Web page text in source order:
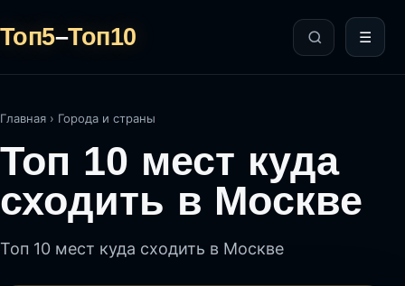
Топ5–Топ10 ☰
Главная › Города и страны
Топ 10 мест куда
сходить в Москве
Топ 10 мест куда сходить в Москве